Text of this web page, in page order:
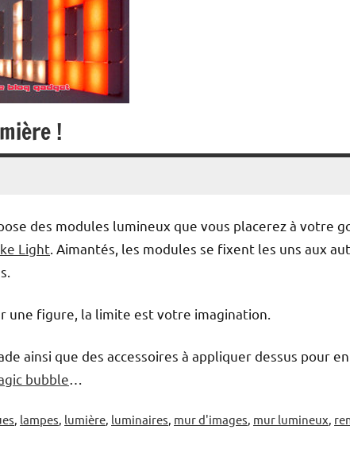
!
des modules lumineux que vous placerez à votre
Light . Aimantés, les modules se fixent les uns aux
une figure, la limite est votre imagination.
ainsi que des accessoires à appliquer dessus pour en
bubble
, lampes, lumière, luminaires, mur d'images, mur lumineux,